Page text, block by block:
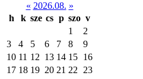
« 2026.08. »
h
k sze cs p szo v
1
2
3
4 5 6 7 8
9
10 11 12 13 14 15 16
17 18 19 20 21 22
23